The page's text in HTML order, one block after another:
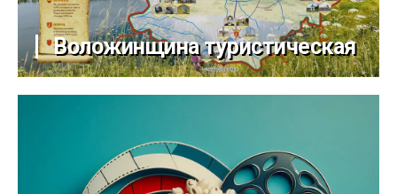
Воложинщина туристическая